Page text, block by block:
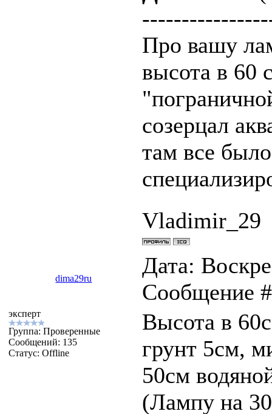
Про вашу
высота в 60
созерцал
там все
Vladimir_29
dima29ru
Дата:
Сообщение
эксперт
Группа: Проверенные
Сообщений: 135
Статус: Offline
Высота в
грунт 5см,
50см
(Лампу на